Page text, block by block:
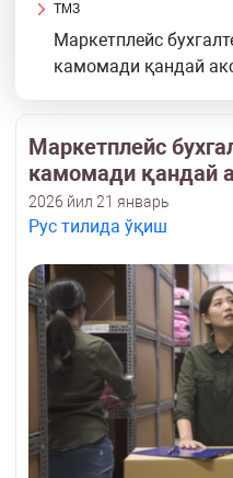
ТМЗ
Маркетплейс
камомади қандай
Маркетплейс
камомади қандай
2026 йил 21 январь
Рус тилида ўқиш